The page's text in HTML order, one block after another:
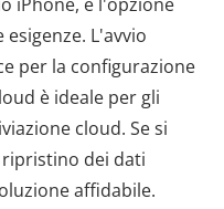
L'avvio
per la configurazione
è ideale per gli
cloud. Se si
dei dati
affidabile.